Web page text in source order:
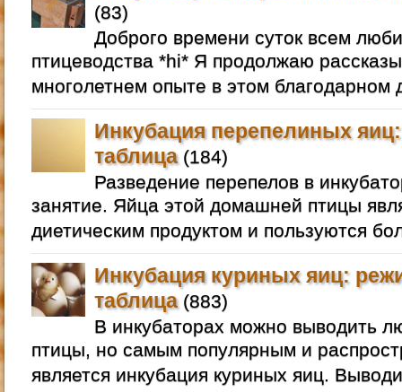
(83)
Доброго времени суток всем
птицеводства *hi* Я продолжаю
многолетнем опыте в этом
Инкубация перепелиных
таблица(184)
Разведение перепелов в
занятие. Яйца этой домашней птицы
диетическим продуктом и пользуются
Инкубация куриных яиц:
таблица(883)
В инкубаторах можно выводить
птицы, но самым популярным и
является инкубация куриных яиц.